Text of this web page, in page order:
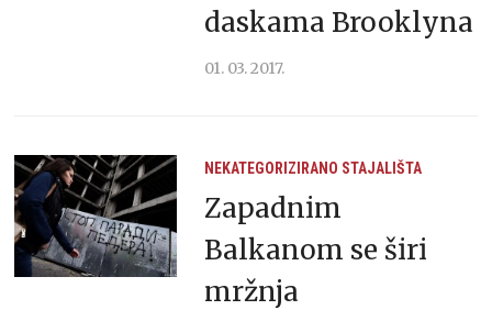
daskama Brooklyna
01. 03. 2017.
NEKATEGORIZIRANO STAJALIŠTA
Zapadnim
Balkanom se širi
mržnja